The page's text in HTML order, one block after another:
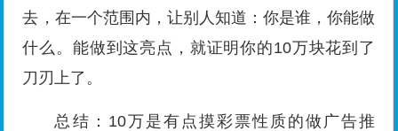
去，在一个范围内，让别人知道：你是谁，你能做
什么。能做到这亮点，就证明你的10万块花到了
刀刃上了。
总结：10万是有点摸彩票性质的做广告推